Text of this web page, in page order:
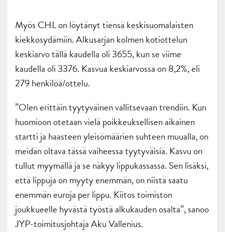
Myös CHL on löytänyt tiensä keskisuomalaisten
kiekkosydämiin. Alkusarjan kolmen kotiottelun
keskiarvo tällä kaudella oli 3655, kun se viime
kaudella oli 3376. Kasvua keskiarvossa on 8,2%, eli
279 henkilöä/ottelu.
”Olen erittäin tyytyväinen vallitsevaan trendiin. Kun
huomioon otetaan vielä poikkeuksellisen aikainen
startti ja haasteen yleisömäärien suhteen muualla, on
meidän oltava tässä vaiheessa tyytyväisiä. Kasvu on
tullut myymällä ja se näkyy lippukassassa. Sen lisäksi,
että lippuja on myyty enemmän, on niistä saatu
enemmän euroja per lippu. Kiitos toimiston
joukkueelle hyvästä työstä alkukauden osalta”, sanoo
JYP-toimitusjohtaja Aku Vallenius.